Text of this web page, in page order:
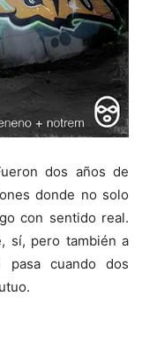
dos años de
donde no solo
con sentido real.
sí, pero también a
pasa cuando dos